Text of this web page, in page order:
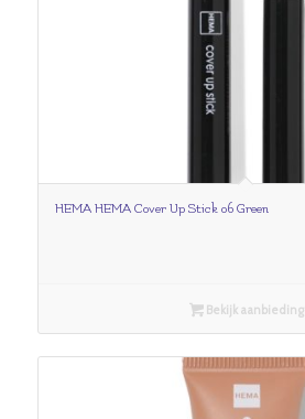
HEMA HEMA Cover Up Stick 06 Green
Bekijk aanbieding